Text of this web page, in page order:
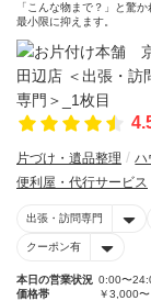
「こんな物まで？」と驚
最小限に抑えます。
片づけ・遺品整理 ハ
便利屋・代行サービス
出張・訪問専門
クーポン有
本日の営業状況 0:00〜
価格帯
￥3,000